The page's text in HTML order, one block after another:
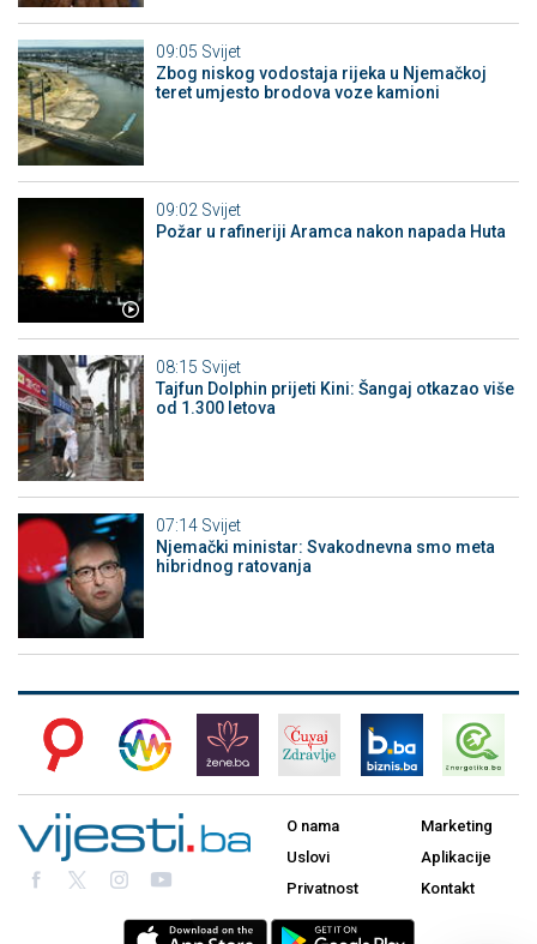
09:05 Svijet
Zbog niskog vodostaja rijeka u Njemačkoj
teret umjesto brodova voze kamioni
09:02 Svijet
Požar u rafineriji Aramca nakon napada Huta
08:15 Svijet
Tajfun Dolphin prijeti Kini: Šangaj otkazao više
od 1.300 letova
07:14 Svijet
Njemački ministar: Svakodnevna smo meta
hibridnog ratovanja
O nama
Uslovi
Privatnost
Marketing
Aplikacije
Kontakt